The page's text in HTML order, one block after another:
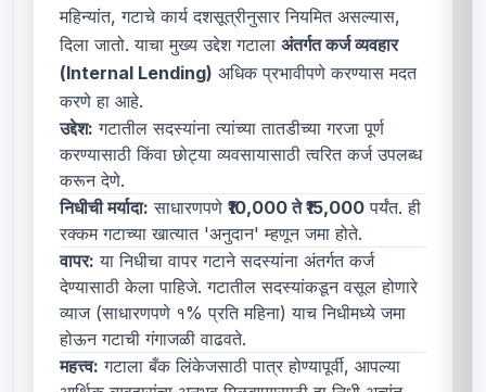
महिन्यांत, गटाचे कार्य दशसूत्रीनुसार नियमित असल्यास,
दिला जातो. याचा मुख्य उद्देश गटाला अंतर्गत कर्ज व्यवहार
(Internal Lending) अधिक प्रभावीपणे करण्यास मदत
करणे हा आहे.
उद्देश: गटातील सदस्यांना त्यांच्या तातडीच्या गरजा पूर्ण
करण्यासाठी किंवा छोट्या व्यवसायासाठी त्वरित कर्ज उपलब्ध
करून देणे.
निधीची मर्यादा: साधारणपणे ₹10,000 ते ₹15,000 पर्यंत. ही
रक्कम गटाच्या खात्यात 'अनुदान' म्हणून जमा होते.
वापर: या निधीचा वापर गटाने सदस्यांना अंतर्गत कर्ज
देण्यासाठी केला पाहिजे. गटातील सदस्यांकडून वसूल होणारे
व्याज (साधारणपणे १% प्रति महिना) याच निधीमध्ये जमा
होऊन गटाची गंगाजळी वाढवते.
महत्त्व: गटाला बँक लिंकेजसाठी पात्र होण्यापूर्वी, आपल्या